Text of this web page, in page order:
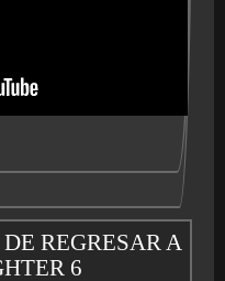
REGRESAR A
6